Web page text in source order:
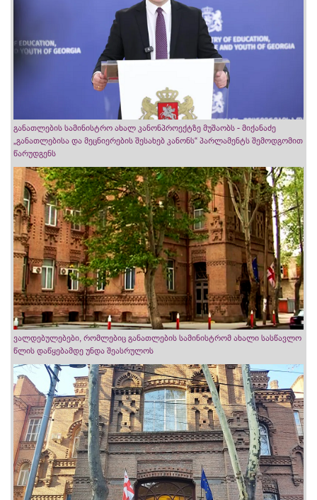
განათლების სამინისტრო ახალ კანონპროექტზე მუშაობს - მიქანაძე
„განათლებისა და მეცნიერების შესახებ კანონს“ პარლამენტს შემოდგომით
წარუდგენს
ვალდებულებები, რომლებიც განათლების სამინისტრომ ახალი სასწავლო
წლის დაწყებამდე უნდა შეასრულოს